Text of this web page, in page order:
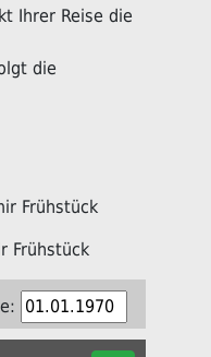
Ihrer Reise die
die
Frühstück
Frühstück